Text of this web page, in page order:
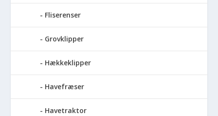
Fliserenser
Grovklipper
Hækkeklipper
Havefræser
Havetraktor